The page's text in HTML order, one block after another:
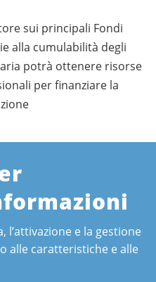
sui principali Fondi
alla cumulabilità degli
potrà ottenere risorse
per finanziare la
e la gestione
alle caratteristiche e alle